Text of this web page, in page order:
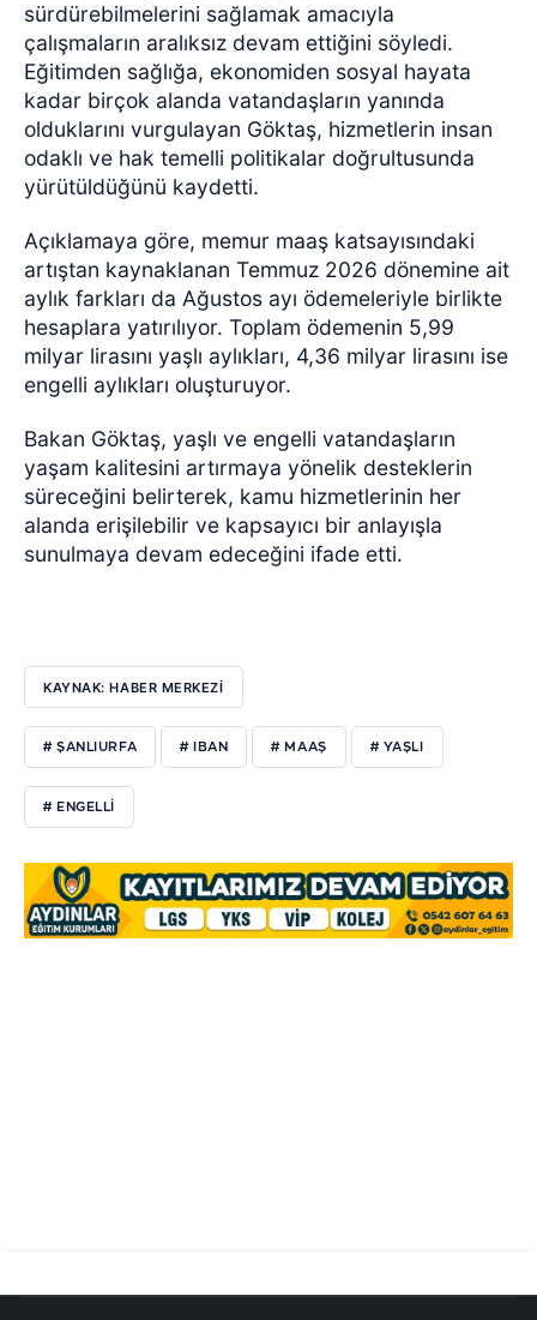
sürdürebilmelerini sağlamak amacıyla
çalışmaların aralıksız devam ettiğini söyledi.
Eğitimden sağlığa, ekonomiden sosyal hayata
kadar birçok alanda vatandaşların yanında
olduklarını vurgulayan Göktaş, hizmetlerin insan
odaklı ve hak temelli politikalar doğrultusunda
yürütüldüğünü kaydetti.
Açıklamaya göre, memur maaş katsayısındaki
artıştan kaynaklanan Temmuz 2026 dönemine ait
aylık farkları da Ağustos ayı ödemeleriyle birlikte
hesaplara yatırılıyor. Toplam ödemenin 5,99
milyar lirasını yaşlı aylıkları, 4,36 milyar lirasını ise
engelli aylıkları oluşturuyor.
Bakan Göktaş, yaşlı ve engelli vatandaşların
yaşam kalitesini artırmaya yönelik desteklerin
süreceğini belirterek, kamu hizmetlerinin her
alanda erişilebilir ve kapsayıcı bir anlayışla
sunulmaya devam edeceğini ifade etti.
KAYNAK: HABER MERKEZİ
# ŞANLIURFA # IBAN # MAAŞ # YAŞLI
# ENGELLI